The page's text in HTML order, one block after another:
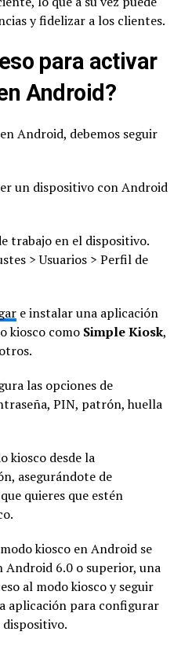
y fidelizar a los clientes.
para activar
Android?
Android, debemos seguir
un dispositivo con Android
trabajo en el dispositivo.
> Usuarios > Perfil de
e instalar una aplicación
kiosco como Simple Kiosk,
las opciones de
PIN, patrón, huella
kiosco desde la
asegurándote de
quieres que estén
kiosco en Android se
6.0 o superior, una
al modo kiosco y seguir
aplicación para configurar
dispositivo.